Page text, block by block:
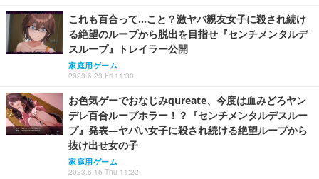
これも百合って…こと？激ヤバ親友女子に殺され続け
る絶望のループから脱出を目指せ『センチメンタルデ
スループ』トレイラー公開
家庭用ゲーム
2023.6.23 Fri 11:30
お色気ゲーでおなじみqureate、今度は血みどろヤン
デレ百合ループホラー！？『センチメンタルデスルー
プ』発表―ヤバい女子に殺され続ける絶望ループから
抜け出せ女の子
家庭用ゲーム
2023.6.15 Thu 11:22